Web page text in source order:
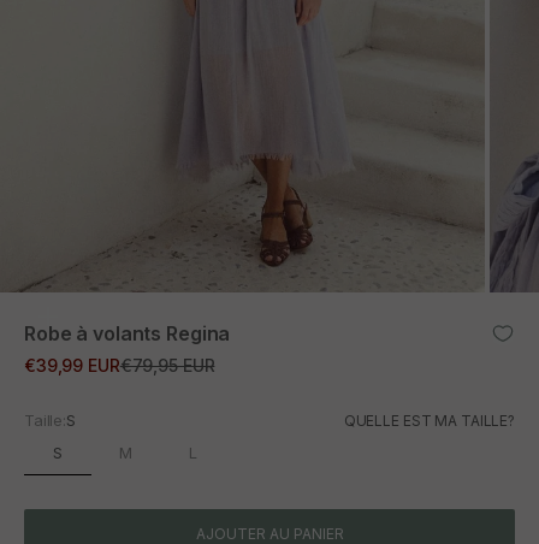
Robe à volants Regina
Prix promotionnel
€39,99 EURPrix normal
€79,95 EUR
Taille:S QUELLE EST MA TAILLE?
S M L
AJOUTER AU PANIER